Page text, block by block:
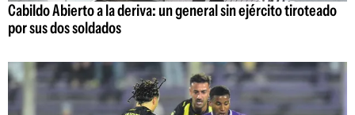
Cabildo Abierto a la deriva: un general sin ejército tiroteado
por sus dos soldados